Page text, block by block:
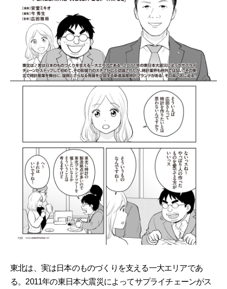
東北は、実は日本のものづくりを支える一大エリアであ
る。2011年の東日本大震災によってサプライチェーンがス